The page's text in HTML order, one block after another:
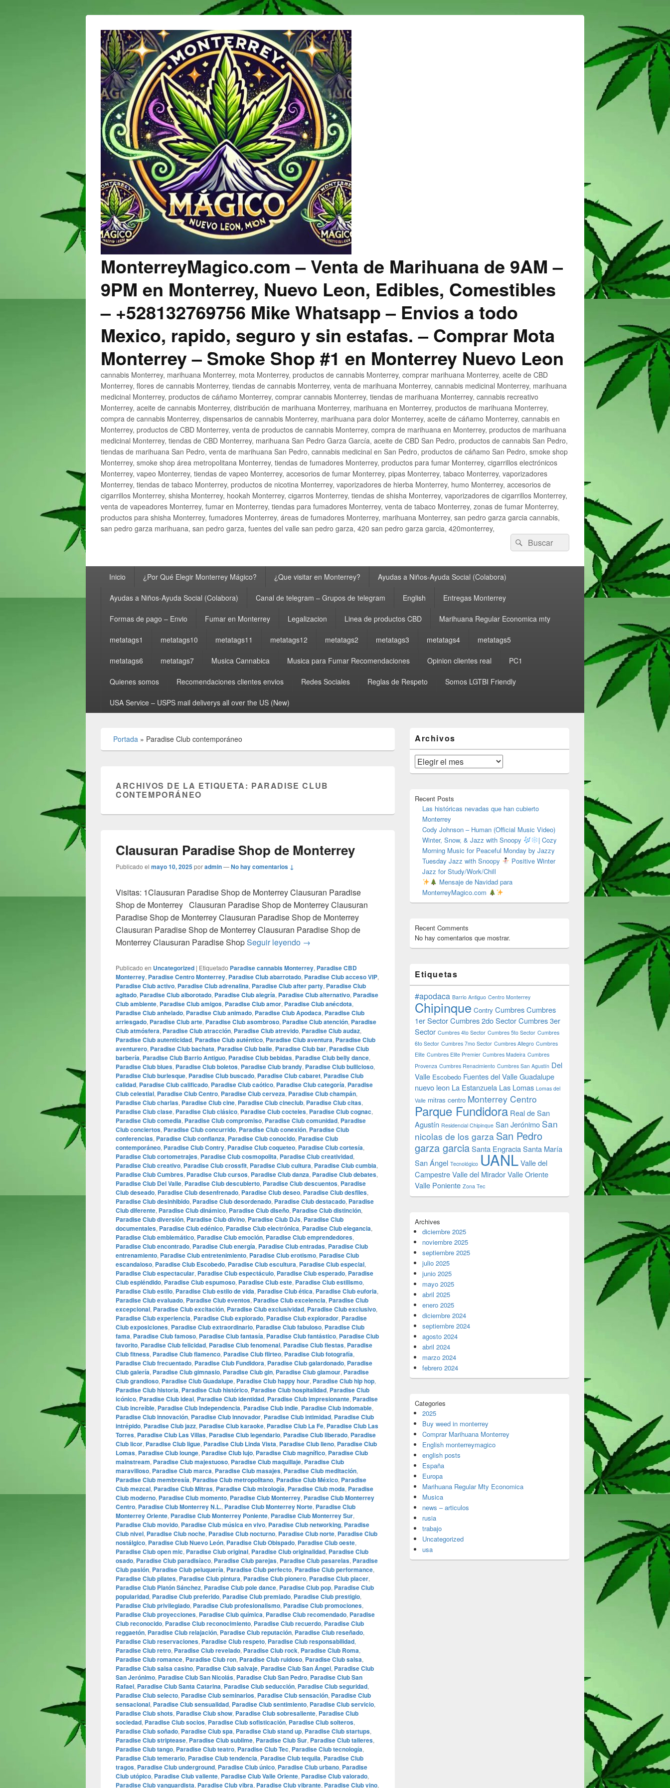
MonterreyMagico.com – Venta de Marihuana de 9AM –
9PM en Monterrey, Nuevo Leon, Edibles, Comestibles
– +528132769756 Mike Whatsapp – Envios a todo
Mexico, rapido, seguro y sin estafas. – Comprar Mota
Monterrey – Smoke Shop #1 en Monterrey Nuevo Leon
cannabis Monterrey, marihuana Monterrey, mota Monterrey, productos de cannabis Monterrey, comprar marihuana Monterrey, aceite de CBD
Monterrey, flores de cannabis Monterrey, tiendas de cannabis Monterrey, venta de marihuana Monterrey, cannabis medicinal Monterrey, marihuana
medicinal Monterrey, productos de cáñamo Monterrey, comprar cannabis Monterrey, tiendas de marihuana Monterrey, cannabis recreativo
Monterrey, aceite de cannabis Monterrey, distribución de marihuana Monterrey, marihuana en Monterrey, productos de marihuana Monterrey,
compra de cannabis Monterrey, dispensarios de cannabis Monterrey, marihuana para dolor Monterrey, aceite de cáñamo Monterrey, cannabis en
Monterrey, productos de CBD Monterrey, venta de productos de cannabis Monterrey, compra de marihuana en Monterrey, productos de marihuana
medicinal Monterrey, tiendas de CBD Monterrey, marihuana San Pedro Garza García, aceite de CBD San Pedro, productos de cannabis San Pedro,
tiendas de marihuana San Pedro, venta de marihuana San Pedro, cannabis medicinal en San Pedro, productos de cáñamo San Pedro, smoke shop
Monterrey, smoke shop área metropolitana Monterrey, tiendas de fumadores Monterrey, productos para fumar Monterrey, cigarrillos electrónicos
Monterrey, vapeo Monterrey, tiendas de vapeo Monterrey, accesorios de fumar Monterrey, pipas Monterrey, tabaco Monterrey, vaporizadores
Monterrey, tiendas de tabaco Monterrey, productos de nicotina Monterrey, vaporizadores de hierba Monterrey, humo Monterrey, accesorios de
cigarrillos Monterrey, shisha Monterrey, hookah Monterrey, cigarros Monterrey, tiendas de shisha Monterrey, vaporizadores de cigarrillos Monterrey,
venta de vapeadores Monterrey, fumar en Monterrey, tiendas para fumadores Monterrey, venta de tabaco Monterrey, zonas de fumar Monterrey,
productos para shisha Monterrey, fumadores Monterrey, áreas de fumadores Monterrey, marihuana Monterrey, san pedro garza garcia cannabis,
san pedro garza marihuana, san pedro garza, fuentes del valle san pedro garza, 420 san pedro garza garcia, 420monterrey,
Buscar
por:
Buscar
principalInicio ¿Por Qué Elegir Monterrey Mágico? ¿Que visitar en Monterrey? Ayudas a Niños-Ayuda Social (Colabora)
Ayudas a Niños-Ayuda Social (Colabora) Canal de telegram – Grupos de telegram English Entregas Monterrey
Formas de pago – Envio Fumar en Monterrey Legalizacion Linea de productos CBD Marihuana Regular Economica mty
metatags1 metatags10 metatags11 metatags12 metatags2 metatags3 metatags4 metatags5
metatags6 metatags7 Musica Cannabica Musica para Fumar Recomendaciones Opinion clientes real PC1
Quienes somos Recomendaciones clientes envios Redes Sociales Reglas de Respeto Somos LGTBI Friendly
USA Service – USPS mail deliverys all over the US (New)
Portada » Paradise Club contemporáneo
ARCHIVOS DE LA ETIQUETA: PARADISE CLUB
CONTEMPORÁNEO
Clausuran Paradise Shop de Monterrey
Publicado el mayo 10, 2025poradmin—No hay comentarios ↓
Visitas: 1Clausuran Paradise Shop de Monterrey Clausuran Paradise
Shop de Monterrey Clausuran Paradise Shop de Monterrey Clausuran
Paradise Shop de Monterrey Clausuran Paradise Shop de Monterrey
Clausuran Paradise Shop de Monterrey Clausuran Paradise Shop de
Monterrey Clausuran Paradise ShopSeguir leyendo Clausuran Paradise Shop de Monterrey
→
Publicado en Uncategorized | Etiquetado Paradise cannabis Monterrey, Paradise CBD
Monterrey, Paradise Centro Monterrey, Paradise Club abarrotado, Paradise Club acceso VIP,
Paradise Club activo, Paradise Club adrenalina, Paradise Club after party, Paradise Club
agitado, Paradise Club alborotado, Paradise Club alegría, Paradise Club alternativo, Paradise
Club ambiente, Paradise Club amigos, Paradise Club amor, Paradise Club anécdota,
Paradise Club anhelado, Paradise Club animado, Paradise Club Apodaca, Paradise Club
arriesgado, Paradise Club arte, Paradise Club asombroso, Paradise Club atención, Paradise
Club atmósfera, Paradise Club atracción, Paradise Club atrevido, Paradise Club audaz,
Paradise Club autenticidad, Paradise Club auténtico, Paradise Club aventura, Paradise Club
aventurero, Paradise Club bachata, Paradise Club baile, Paradise Club bar, Paradise Club
barbería, Paradise Club Barrio Antiguo, Paradise Club bebidas, Paradise Club belly dance,
Paradise Club blues, Paradise Club boletos, Paradise Club brandy, Paradise Club bullicioso,
Paradise Club burlesque, Paradise Club buscado, Paradise Club cabaret, Paradise Club
calidad, Paradise Club calificado, Paradise Club caótico, Paradise Club categoría, Paradise
Club celestial, Paradise Club Centro, Paradise Club cerveza, Paradise Club champán,
Paradise Club charlas, Paradise Club cine, Paradise Club cineclub, Paradise Club citas,
Paradise Club clase, Paradise Club clásico, Paradise Club cocteles, Paradise Club cognac,
Paradise Club comedia, Paradise Club compromiso, Paradise Club comunidad, Paradise
Club conciertos, Paradise Club concurrido, Paradise Club conexión, Paradise Club
conferencias, Paradise Club confianza, Paradise Club conocido, Paradise Club
contemporáneo, Paradise Club Contry, Paradise Club coqueteo, Paradise Club cortesía,
Paradise Club cortometrajes, Paradise Club cosmopolita, Paradise Club creatividad,
Paradise Club creativo, Paradise Club crossfit, Paradise Club cultura, Paradise Club cumbia,
Paradise Club Cumbres, Paradise Club cursos, Paradise Club danza, Paradise Club debates,
Paradise Club Del Valle, Paradise Club descubierto, Paradise Club descuentos, Paradise
Club deseado, Paradise Club desenfrenado, Paradise Club deseo, Paradise Club desfiles,
Paradise Club desinhibido, Paradise Club desordenado, Paradise Club destacado, Paradise
Club diferente, Paradise Club dinámico, Paradise Club diseño, Paradise Club distinción,
Paradise Club diversión, Paradise Club divino, Paradise Club DJs, Paradise Club
documentales, Paradise Club edénico, Paradise Club electrónica, Paradise Club elegancia,
Paradise Club emblemático, Paradise Club emoción, Paradise Club emprendedores,
Paradise Club encontrado, Paradise Club energía, Paradise Club entradas, Paradise Club
entrenamiento, Paradise Club entretenimiento, Paradise Club erotismo, Paradise Club
escandaloso, Paradise Club Escobedo, Paradise Club escultura, Paradise Club especial,
Paradise Club espectacular, Paradise Club espectáculo, Paradise Club esperado, Paradise
Club espléndido, Paradise Club espumoso, Paradise Club este, Paradise Club estilismo,
Paradise Club estilo, Paradise Club estilo de vida, Paradise Club ética, Paradise Club euforia,
Paradise Club evaluado, Paradise Club eventos, Paradise Club excelencia, Paradise Club
excepcional, Paradise Club excitación, Paradise Club exclusividad, Paradise Club exclusivo,
Paradise Club experiencia, Paradise Club explorado, Paradise Club explorador, Paradise
Club exposiciones, Paradise Club extraordinario, Paradise Club fabuloso, Paradise Club
fama, Paradise Club famoso, Paradise Club fantasía, Paradise Club fantástico, Paradise Club
favorito, Paradise Club felicidad, Paradise Club fenomenal, Paradise Club fiestas, Paradise
Club fitness, Paradise Club flamenco, Paradise Club flirteo, Paradise Club fotografía,
Paradise Club frecuentado, Paradise Club Fundidora, Paradise Club galardonado, Paradise
Club galería, Paradise Club gimnasio, Paradise Club gin, Paradise Club glamour, Paradise
Club grandioso, Paradise Club Guadalupe, Paradise Club happy hour, Paradise Club hip hop,
Paradise Club historia, Paradise Club histórico, Paradise Club hospitalidad, Paradise Club
icónico, Paradise Club ideal, Paradise Club identidad, Paradise Club impresionante, Paradise
Club increíble, Paradise Club Independencia, Paradise Club indie, Paradise Club indomable,
Paradise Club innovación, Paradise Club innovador, Paradise Club intimidad, Paradise Club
intrépido, Paradise Club jazz, Paradise Club karaoke, Paradise Club La Fe, Paradise Club Las
Torres, Paradise Club Las Villas, Paradise Club legendario, Paradise Club liberado, Paradise
Club licor, Paradise Club ligue, Paradise Club Linda Vista, Paradise Club lleno, Paradise Club
Lomas, Paradise Club lounge, Paradise Club lujo, Paradise Club magnífico, Paradise Club
mainstream, Paradise Club majestuoso, Paradise Club maquillaje, Paradise Club
maravilloso, Paradise Club marca, Paradise Club masajes, Paradise Club meditación,
Paradise Club membresía, Paradise Club metropolitano, Paradise Club México, Paradise
Club mezcal, Paradise Club Mitras, Paradise Club mixología, Paradise Club moda, Paradise
Club moderno, Paradise Club momento, Paradise Club Monterrey, Paradise Club Monterrey
Centro, Paradise Club Monterrey N.L., Paradise Club Monterrey Norte, Paradise Club
Monterrey Oriente, Paradise Club Monterrey Poniente, Paradise Club Monterrey Sur,
Paradise Club movido, Paradise Club música en vivo, Paradise Club networking, Paradise
Club nivel, Paradise Club noche, Paradise Club nocturno, Paradise Club norte, Paradise Club
nostálgico, Paradise Club Nuevo León, Paradise Club Obispado, Paradise Club oeste,
Paradise Club open mic, Paradise Club original, Paradise Club originalidad, Paradise Club
osado, Paradise Club paradisíaco, Paradise Club parejas, Paradise Club pasarelas, Paradise
Club pasión, Paradise Club peluquería, Paradise Club perfecto, Paradise Club performance,
Paradise Club pilates, Paradise Club pintura, Paradise Club pionero, Paradise Club placer,
Paradise Club Platón Sánchez, Paradise Club pole dance, Paradise Club pop, Paradise Club
popularidad, Paradise Club preferido, Paradise Club premiado, Paradise Club prestigio,
Paradise Club privilegiado, Paradise Club profesionalismo, Paradise Club promociones,
Paradise Club proyecciones, Paradise Club química, Paradise Club recomendado, Paradise
Club reconocido, Paradise Club reconocimiento, Paradise Club recuerdo, Paradise Club
reggaetón, Paradise Club relajación, Paradise Club reputación, Paradise Club reseñado,
Paradise Club reservaciones, Paradise Club respeto, Paradise Club responsabilidad,
Paradise Club retro, Paradise Club revelado, Paradise Club rock, Paradise Club Roma,
Paradise Club romance, Paradise Club ron, Paradise Club ruidoso, Paradise Club salsa,
Paradise Club salsa casino, Paradise Club salvaje, Paradise Club San Ángel, Paradise Club
San Jerónimo, Paradise Club San Nicolás, Paradise Club San Pedro, Paradise Club San
Rafael, Paradise Club Santa Catarina, Paradise Club seducción, Paradise Club seguridad,
Paradise Club selecto, Paradise Club seminarios, Paradise Club sensación, Paradise Club
sensacional, Paradise Club sensualidad, Paradise Club sentimiento, Paradise Club servicio,
Paradise Club shots, Paradise Club show, Paradise Club sobresaliente, Paradise Club
sociedad, Paradise Club socios, Paradise Club sofisticación, Paradise Club solteros,
Paradise Club soñado, Paradise Club spa, Paradise Club stand up, Paradise Club startups,
Paradise Club striptease, Paradise Club sublime, Paradise Club Sur, Paradise Club talleres,
Paradise Club tango, Paradise Club teatro, Paradise Club Tec, Paradise Club tecnología,
Paradise Club temerario, Paradise Club tendencia, Paradise Club tequila, Paradise Club
tragos, Paradise Club underground, Paradise Club único, Paradise Club urbano, Paradise
Club utópico, Paradise Club valiente, Paradise Club Valle Oriente, Paradise Club valorado,
Paradise Club vanguardista, Paradise Club vibra, Paradise Club vibrante, Paradise Club vino,
área
de
widget
barra
lateral
Archivos
Archivos
Recent Posts
Las históricas nevadas que han cubierto
Monterrey
Cody Johnson – Human (Official Music Video)
Winter, Snow, & Jazz with Snoopy
| Cozy
Morning Music for Peaceful Monday by Jazzy
Tuesday Jazz with Snoopy
Positive Winter
Jazz for Study/Work/Chill
Mensaje de Navidad para
MonterreyMagico.com
Recent Comments
No hay comentarios que mostrar.
Etiquetas
#apodaca Barrio Antiguo Centro Monterrey
Chipinque Contry CumbresCumbres
1er SectorCumbres 2do SectorCumbres 3er
Sector Cumbres 4to Sector Cumbres 5to Sector Cumbres
6to Sector Cumbres 7mo Sector Cumbres Allegro Cumbres
Elite Cumbres Elite Premier Cumbres Madeira Cumbres
Provenza Cumbres Renacimiento Cumbres San Agustín Del
Valle Escobedo Fuentes del ValleGuadalupe
nuevo leon La Estanzuela Las Lomas Lomas del
Valle mitras centro Monterrey Centro
Parque Fundidora Real de San
Agustín Residencial Chipinque San Jerónimo San
nicolas de los garza San Pedro
garza garciaSanta EngraciaSanta María
San Ángel Tecnológico UANLValle del
CampestreValle del MiradorValle Oriente
Valle Poniente Zona Tec
Archives
diciembre 2025
noviembre 2025
septiembre 2025
julio 2025
junio 2025
mayo 2025
abril 2025
enero 2025
diciembre 2024
septiembre 2024
agosto 2024
abril 2024
marzo 2024
febrero 2024
Categories
2025
Buy weed in monterrey
Comprar Marihuana Monterrey
English monterreymagico
english posts
España
Europa
Marihuana Regular Mty Economica
Musica
news – articulos
rusia
trabajo
Uncategorized
usa